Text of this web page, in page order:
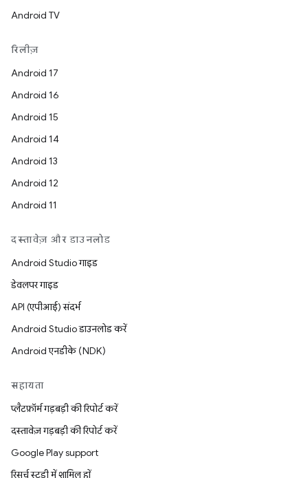
Android TV
रिलीज़
Android 17
Android 16
Android 15
Android 14
Android 13
Android 12
Android 11
दस्तावेज़ और डाउनलोड
Android Studio गाइड
डेवलपर गाइड
API (एपीआई) संदर्भ
Android Studio डाउनलोड करें
Android एनडीके (NDK)
सहायता
प्लैटफ़ॉर्म गड़बड़ी की रिपोर्ट करें
दस्तावेज़ गड़बड़ी की रिपोर्ट करें
Google Play support
रिसर्च स्टडी में शामिल हों